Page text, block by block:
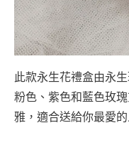
此款永生花禮盒由永
粉色、紫色和藍色玫
雅，適合送給你最愛的